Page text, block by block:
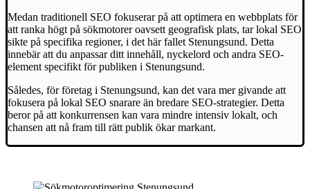
Medan traditionell SEO fokuserar på att optimera en webbplats för
att ranka högt på sökmotorer oavsett geografisk plats, tar lokal SEO
sikte på specifika regioner, i det här fallet Stenungsund. Detta
innebär att du anpassar ditt innehåll, nyckelord och andra SEO-
element specifikt för publiken i Stenungsund.
Således, för företag i Stenungsund, kan det vara mer givande att
fokusera på lokal SEO snarare än bredare SEO-strategier. Detta
beror på att konkurrensen kan vara mindre intensiv lokalt, och
chansen att nå fram till rätt publik ökar markant.